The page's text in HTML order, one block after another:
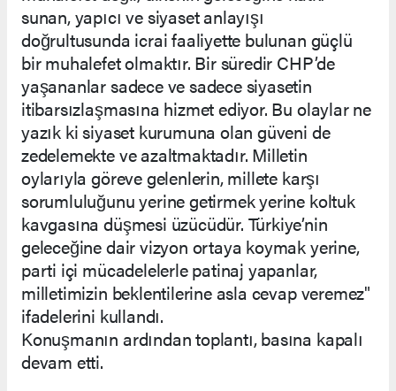
sunan, yapıcı ve siyaset anlayışı
doğrultusunda icrai faaliyette bulunan güçlü
bir muhalefet olmaktır. Bir süredir CHP’de
yaşananlar sadece ve sadece siyasetin
itibarsızlaşmasına hizmet ediyor. Bu olaylar ne
yazık ki siyaset kurumuna olan güveni de
zedelemekte ve azaltmaktadır. Milletin
oylarıyla göreve gelenlerin, millete karşı
sorumluluğunu yerine getirmek yerine koltuk
kavgasına düşmesi üzücüdür. Türkiye’nin
geleceğine dair vizyon ortaya koymak yerine,
parti içi mücadelelerle patinaj yapanlar,
milletimizin beklentilerine asla cevap veremez"
ifadelerini kullandı.
Konuşmanın ardından toplantı, basına kapalı
devam etti.